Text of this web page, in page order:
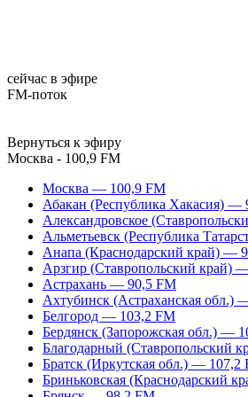
сейчас в эфире
FM-поток
Вернуться к эфиру
Москва - 100,9 FM
Москва — 100,9 FM
Абакан (Республика Хакасия) —
Александровское
Альметьевск (Республика
Анапа (Краснодарский край) —
Арзгир (Ставропольский край)
Астрахань — 90,5 FM
Ахтубинск (Астраханская обл.)
Белгород — 103,2 FM
Бердянск (Запорожская обл.) —
Благодарный (Ставропольский
Братск (Иркутская обл.) — 107,2
Бриньковская (Краснодарский